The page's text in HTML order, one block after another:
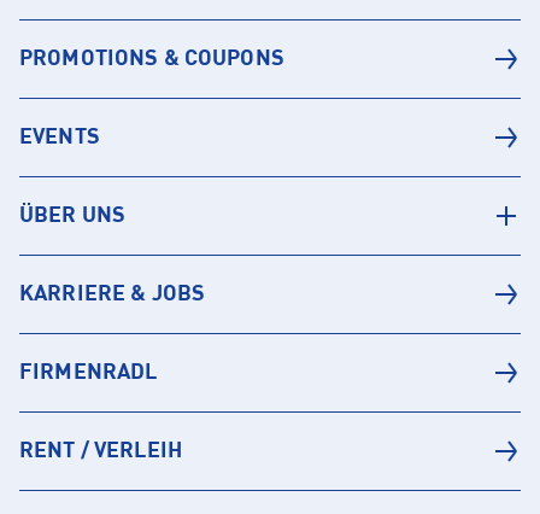
PROMOTIONS & COUPONS
EVENTS
ÜBER UNS
KARRIERE & JOBS
FIRMENRADL
RENT / VERLEIH